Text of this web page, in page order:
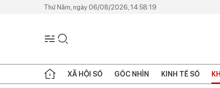
Thứ Năm, ngày 06/08/2026, 14:58:19
XÃ HỘI SỐ GÓC NHÌN KINH TẾ SỐ